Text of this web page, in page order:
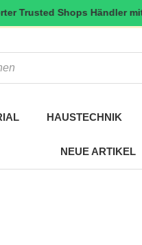
Shops Händler mit
HAUSTECHNIK
NEUE ARTIKEL